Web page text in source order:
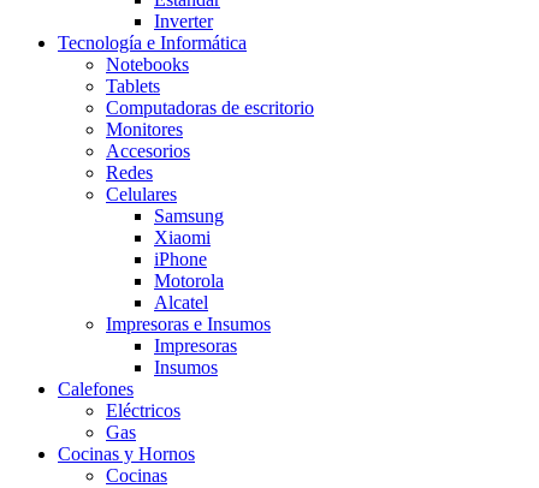
Inverter
Tecnología e Informática
Notebooks
Tablets
Computadoras de escritorio
Monitores
Accesorios
Redes
Celulares
Samsung
Xiaomi
iPhone
Motorola
Alcatel
Impresoras e Insumos
Impresoras
Insumos
Calefones
Eléctricos
Gas
Cocinas y Hornos
Cocinas